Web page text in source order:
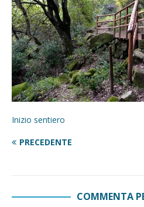
Inizio sentiero
PRECEDENTE
COMMENTA